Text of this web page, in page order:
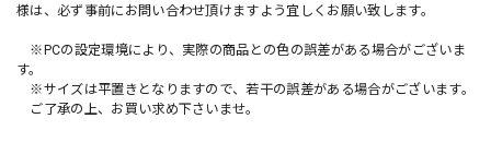
様は、必ず事前にお問い合わせ頂けますよう宜しくお願い致します。
※PCの設定環境により、実際の商品との色の誤差がある場合がございま
す。
※サイズは平置きとなりますので、若干の誤差がある場合がございます。
ご了承の上、お買い求め下さいませ。